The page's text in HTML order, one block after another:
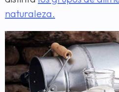
naturaleza.